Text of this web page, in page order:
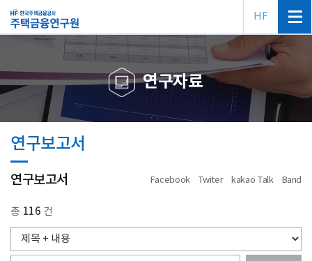
HF
연구자료
연구보고서
연구보고서 Facebook Twiter kakao Talk Band
총 116 건